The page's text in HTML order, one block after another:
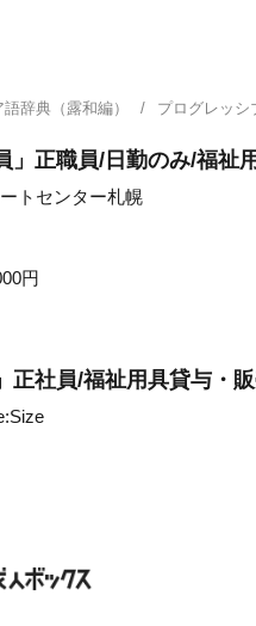
辞典（露和編） プログレッ
」正職員/日勤のみ/福祉
トセンター札幌
円
正社員/福祉用具貸与・